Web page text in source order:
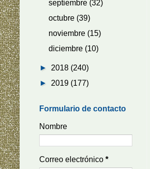
septiembre (32)
octubre (39)
noviembre (15)
diciembre (10)
► 2018 (240)
► 2019 (177)
Formulario de contacto
Nombre
Correo electrónico *